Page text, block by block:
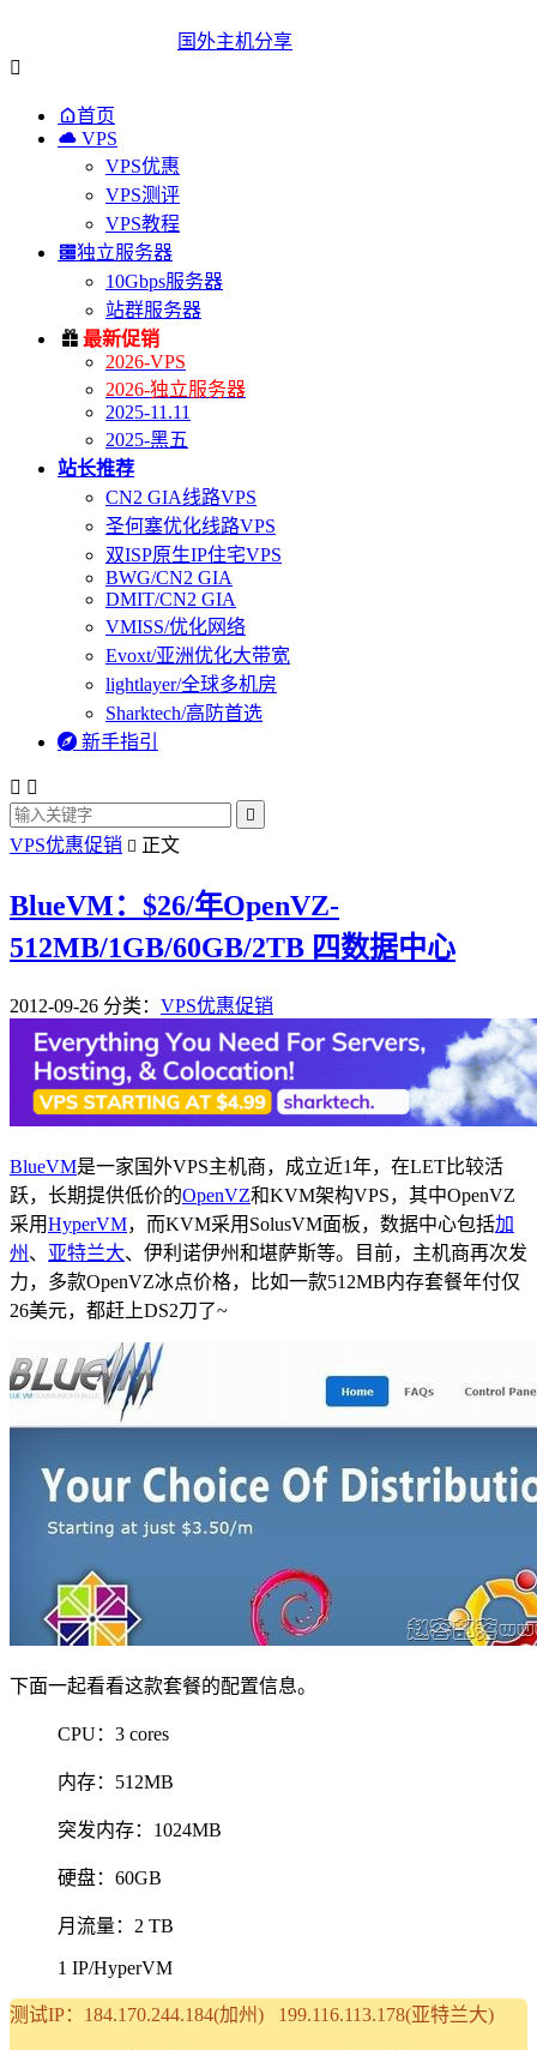
国外主机分享

首页
 VPS
VPS优惠
VPS测评
VPS教程
独立服务器
10Gbps服务器
站群服务器
 最新促销
2026-VPS
2026-独立服务器
2025-11.11
2025-黑五
站长推荐
CN2 GIA线路VPS
圣何塞优化线路VPS
双ISP原生IP住宅VPS
BWG/CN2 GIA
DMIT/CN2 GIA
VMISS/优化网络
Evoxt/亚洲优化大带宽
lightlayer/全球多机房
Sharktech/高防首选
 新手指引
 

VPS优惠促销  正文
BlueVM：$26/年OpenVZ-
512MB/1GB/60GB/2TB 四数据中心
2012-09-26 分类： VPS优惠促销
BlueVM是一家国外VPS主机商，成立近1年，在LET比较活
跃，长期提供低价的OpenVZ和KVM架构VPS，其中OpenVZ
采用HyperVM，而KVM采用SolusVM面板，数据中心包括加
州 、 亚特兰大、伊利诺伊州和堪萨斯等。目前，主机商再次发
力，多款OpenVZ冰点价格，比如一款512MB内存套餐年付仅
26美元，都赶上DS2刀了~
下面一起看看这款套餐的配置信息。
CPU：3 cores
内存：512MB
突发内存：1024MB
硬盘：60GB
月流量：2 TB
1 IP/HyperVM
测试IP：184.170.244.184(加州) 199.116.113.178(亚特兰大)